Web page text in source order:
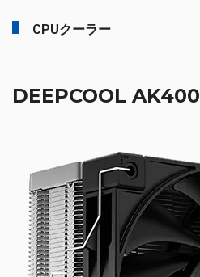
CPUクーラー
DEEPCOOL AK400